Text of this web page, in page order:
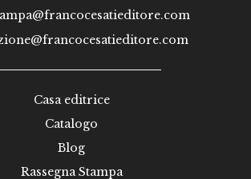
Casa editrice
Catalogo
Blog
Rassegna Stampa